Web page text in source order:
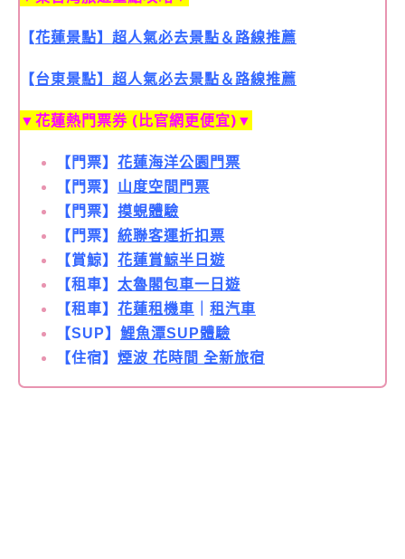
【花蓮景點】超人氣必去景點＆路線推薦
【台東景點】超人氣必去景點＆路線推薦
▼花蓮熱門票券 (比官網更便宜)▼
【門票】 花蓮海洋公園門票
【門票】 山度空間門票
【門票】 摸蜆體驗
【門票】 統聯客運折扣票
【賞鯨】 花蓮賞鯨半日遊
【租車】 太魯閣包車一日遊
【租車】 花蓮租機車
租汽車
【SUP】 鯉魚潭SUP體驗
【住宿】 煙波 花時間 全新旅宿